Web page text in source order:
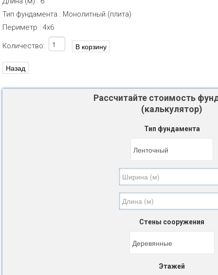
Тип фундамента : Монолитный (плита)
Периметр : 4х6
Количество:
Рассчитайте стоимость
(калькулятор)
Тип фундамента
Стены сооружения
Этажей